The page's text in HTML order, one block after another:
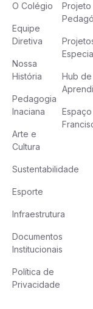
O Colégio
Equipe
Diretiva
Nossa
História
Pedagogia
Inaciana
Arte e
Cultura
Sustentabilidade
Esporte
Infraestrutura
Documentos
Institucionais
Política de
Privacidade
Projeto
Hub de
Espaço